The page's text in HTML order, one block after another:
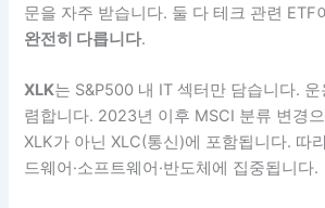
문을 자주 받습니다. 둘 다 테크 관련 ETF
완전히 다릅니다.
XLK는 S&P500 내 IT 섹터만 담습니다.
렴합니다. 2023년 이후 MSCI 분류 변경
XLK가 아닌 XLC(통신)에 포함됩니다. 따
드웨어·소프트웨어·반도체에 집중됩니다.